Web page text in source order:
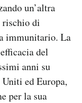
un’altra
rischio di
immunitario. La
del
anni su
ed Europa,
per la sua